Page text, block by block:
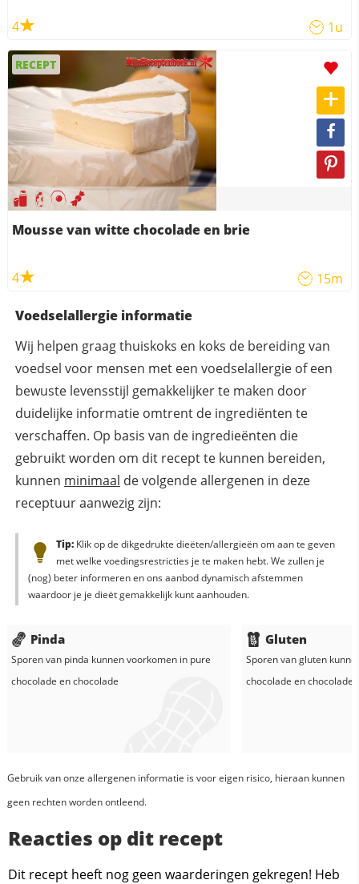
4 1u
RECEPT
Mousse van witte chocolade en brie
4 15m
Voedselallergie informatie
Wij helpen graag thuiskoks en koks de bereiding van
voedsel voor mensen met een voedselallergie of een
bewuste levensstijl gemakkelijker te maken door
duidelijke informatie omtrent de ingrediënten te
verschaffen. Op basis van de ingredieënten die
gebruikt worden om dit recept te kunnen bereiden,
kunnen minimaal de volgende allergenen in deze
receptuur aanwezig zijn:
Tip:Klik op de dikgedrukte dieëten/allergieën om aan te geven
met welke voedingsrestricties je te maken hebt. We zullen je
(nog) beter informeren en ons aanbod dynamisch afstemmen
waardoor je je dieët gemakkelijk kunt aanhouden.
Pinda
Sporen van pinda kunnen voorkomen in pure
chocolade enchocolade
Gluten
Sporen van gluten
chocolade enchocolade
Gebruik van onze allergenen informatie is voor eigen risico, hieraan kunnen
geen rechten worden ontleend.
Reacties op dit recept
Dit recept heeft nog geen waarderingen gekregen! Heb